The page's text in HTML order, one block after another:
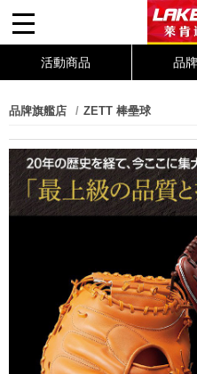
活動商品 品
品牌旗艦店 ZETT 棒壘球